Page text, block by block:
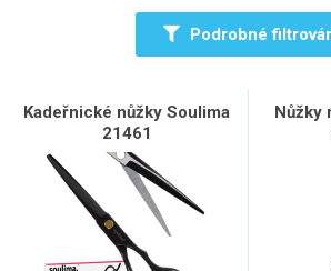
Podrobné
Kadeřnické nůžky Soulima
21461
Nůžky